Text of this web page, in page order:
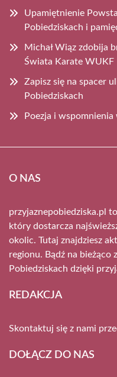
Upamiętnienie
Pobiedziskach i
Michał Wiąz zdobija
Świata Karate WUKF
Zapisz się na spacer
Pobiedziskach
Poezja i
O NAS
przyjaznepobiedziska.pl
który dostarcza
okolic. Tutaj znajdziesz
regionu. Bądź na bieżąco
Pobiedziskach dzięki
REDAKCJA
Skontaktuj się z nami
DOŁĄCZ DO NAS